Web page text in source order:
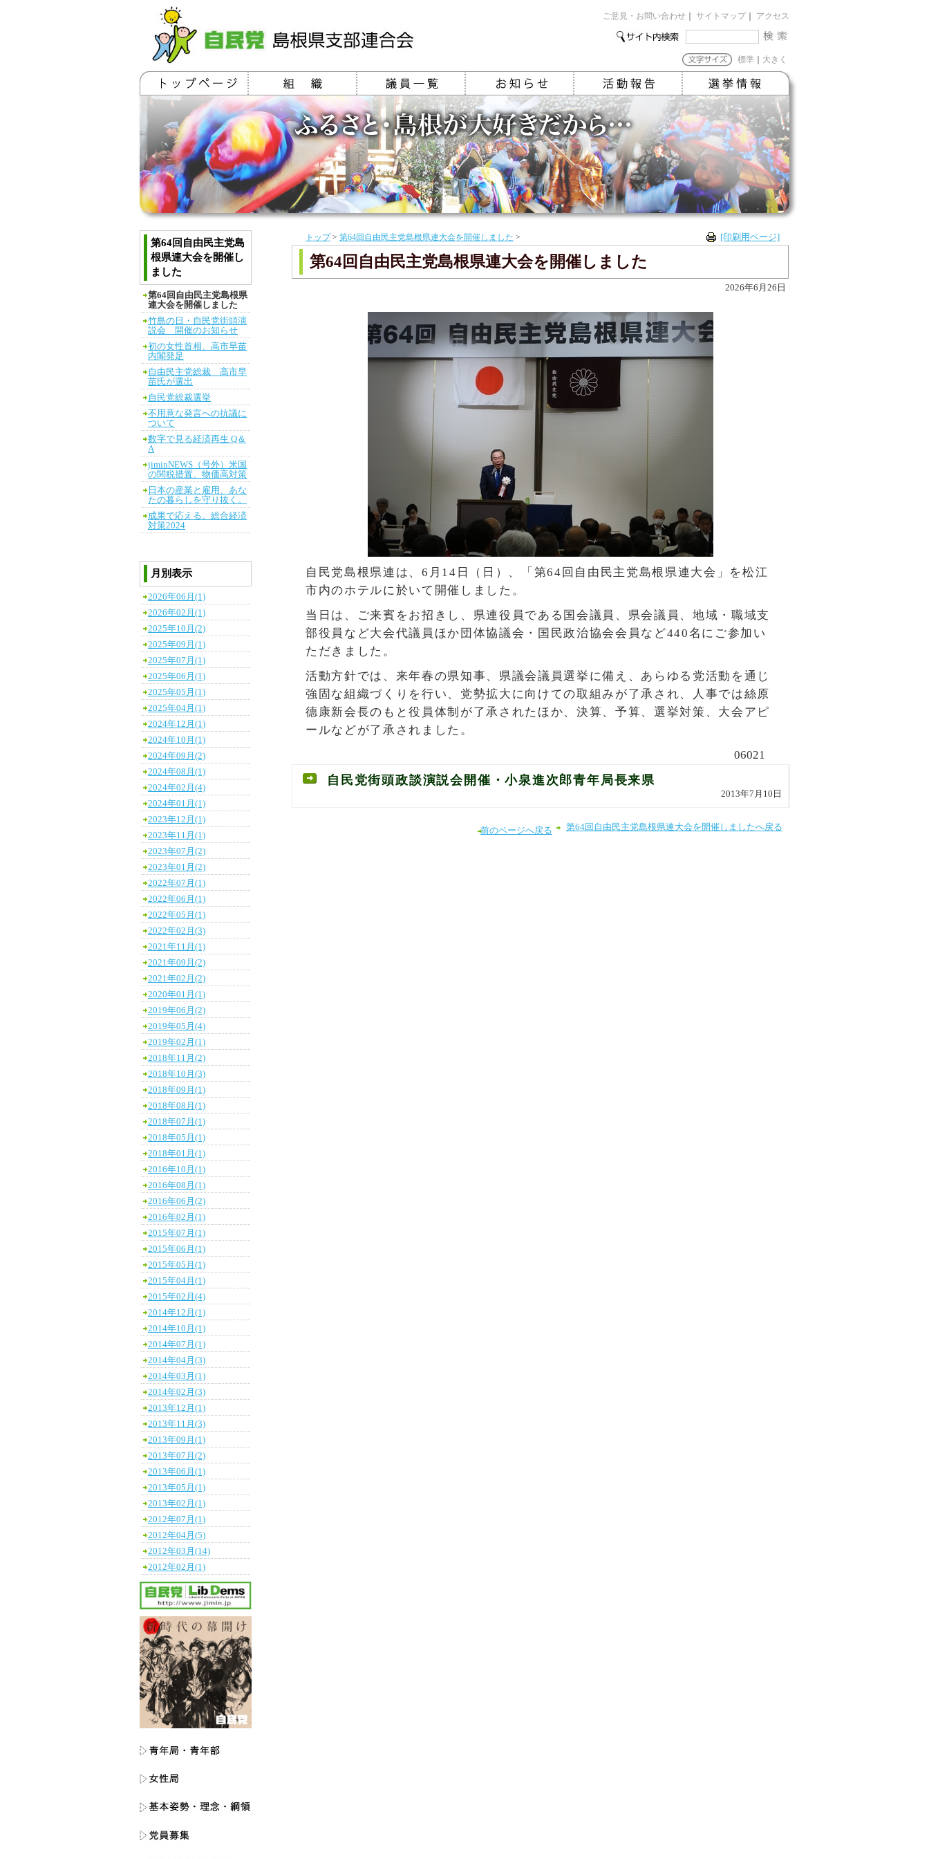
ご意見・お問い合わせ サイトマップ アクセス
標準 大きく
[印刷用ページ]
トップ> 第64回自由民主党島根県連大会を開催しました >
第64回自由民主党島根県連大会を開催しました
2026年6月26日
自民党島根県連は、6月14日（日）、「第64回自由民主党島根県連大会」を松江
市内のホテルに於いて開催しました。
当日は、ご来賓をお招きし、県連役員である国会議員、県会議員、地域・職域支
部役員など大会代議員ほか団体協議会・国民政治協会会員など440名にご参加い
ただきました。
活動方針では、来年春の県知事、県議会議員選挙に備え、あらゆる党活動を通じ
強固な組織づくりを行い、党勢拡大に向けての取組みが了承され、人事では絲原
德康新会長のもと役員体制が了承されたほか、決算、予算、選挙対策、大会アピ
ールなどが了承されました。
06021
自民党街頭政談演説会開催・小泉進次郎青年局長来県
2013年7月10日
第64回自由民主党島根県連大会を開催しましたへ戻る
前のページへ戻る
第64回自由民主党島
根県連大会を開催し
ました
第64回自由民主党島根県
連大会を開催しました
竹島の日・自民党街頭演
説会 開催のお知らせ
初の女性首相、高市早苗
内閣発足
自由民主党総裁 高市早
苗氏が選出
自民党総裁選挙
不用意な発言への抗議に
ついて
数字で見る経済再生 Q＆
A
jiminNEWS（号外）米国
の関税措置、物価高対策
日本の産業と雇用、あな
たの暮らしを守り抜く。
成果で応える。総合経済
対策2024
月別表示
2026年06月(1)
2026年02月(1)
2025年10月(2)
2025年09月(1)
2025年07月(1)
2025年06月(1)
2025年05月(1)
2025年04月(1)
2024年12月(1)
2024年10月(1)
2024年09月(2)
2024年08月(1)
2024年02月(4)
2024年01月(1)
2023年12月(1)
2023年11月(1)
2023年07月(2)
2023年01月(2)
2022年07月(1)
2022年06月(1)
2022年05月(1)
2022年02月(3)
2021年11月(1)
2021年09月(2)
2021年02月(2)
2020年01月(1)
2019年06月(2)
2019年05月(4)
2019年02月(1)
2018年11月(2)
2018年10月(3)
2018年09月(1)
2018年08月(1)
2018年07月(1)
2018年05月(1)
2018年01月(1)
2016年10月(1)
2016年08月(1)
2016年06月(2)
2016年02月(1)
2015年07月(1)
2015年06月(1)
2015年05月(1)
2015年04月(1)
2015年02月(4)
2014年12月(1)
2014年10月(1)
2014年07月(1)
2014年04月(3)
2014年03月(1)
2014年02月(3)
2013年12月(1)
2013年11月(3)
2013年09月(1)
2013年07月(2)
2013年06月(1)
2013年05月(1)
2013年02月(1)
2012年07月(1)
2012年04月(5)
2012年03月(14)
2012年02月(1)